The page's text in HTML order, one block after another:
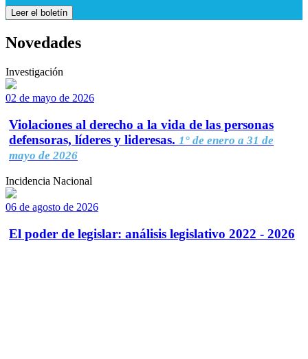
Leer el boletín
Novedades
Investigación
02 de mayo de 2026
Violaciones al derecho a la vida de las personas
defensoras, líderes y lideresas. 1° de enero a 31 de
mayo de 2026
Incidencia Nacional
06 de agosto de 2026
El poder de legislar: análisis legislativo 2022 - 2026